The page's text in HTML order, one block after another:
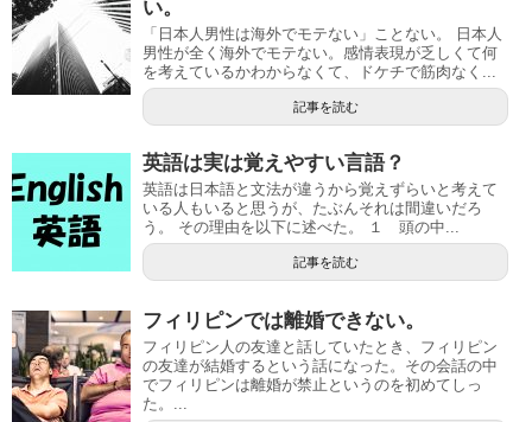
い。
「日本人男性は海外でモテない」ことない。 日本人
男性が全く海外でモテない。感情表現が乏しくて何
を考えているかわからなくて、ドケチで筋肉なく...
記事を読む
英語は実は覚えやすい言語？
英語は日本語と文法が違うから覚えずらいと考えて
いる人もいると思うが、たぶんそれは間違いだろ
う。 その理由を以下に述べた。 １ 頭の中...
記事を読む
フィリピンでは離婚できない。
フィリピン人の友達と話していたとき、フィリピン
の友達が結婚するという話になった。その会話の中
でフィリピンは離婚が禁止というのを初めてしっ
た。...